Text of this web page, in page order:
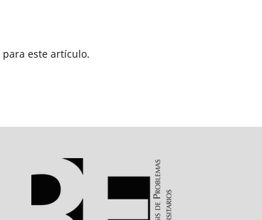
para este artículo.